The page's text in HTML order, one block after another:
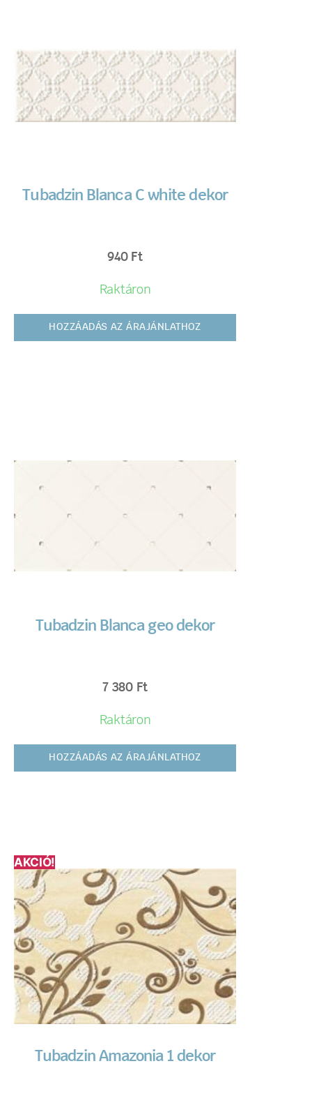
Tubadzin Blanca C white dekor
940 Ft
Raktáron
HOZZÁADÁS AZ ÁRAJÁNLATHOZ
Tubadzin Blanca geo dekor
7 380 Ft
Raktáron
HOZZÁADÁS AZ ÁRAJÁNLATHOZ
AKCIÓ!
Tubadzin Amazonia 1 dekor